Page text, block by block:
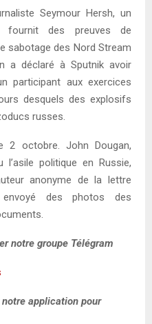
Seymour Hersh, un
fournit des preuves de
sabotage des Nord Stream
a déclaré à Sputnik avoir
participant aux exercices
desquels des explosifs
russes.
2 octobre. John Dougan,
l’asile politique en Russie,
anonyme de la lettre
des photos des
notre groupe Télégram
application pour